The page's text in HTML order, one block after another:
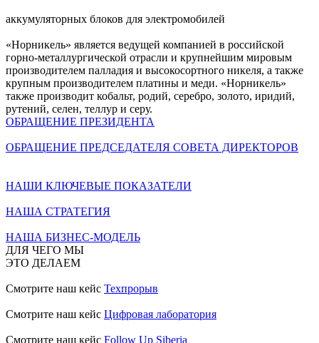
аккумуляторных блоков для электромобилей
«Норникель» является ведущей компанией в российской
горно-металлургической отрасли и крупнейшим мировым
производителем палладия и высокосортного никеля, а также
крупным производителем платины и меди. «Норникель»
также производит кобальт, родий, серебро, золото, иридий,
рутений, селен, теллур и серу.
ОБРАЩЕНИЕ ПРЕЗИДЕНТА
ОБРАЩЕНИЕ ПРЕДСЕДАТЕЛЯ СОВЕТА ДИРЕКТОРОВ
НАШИ КЛЮЧЕВЫЕ ПОКАЗАТЕЛИ
НАША СТРАТЕГИЯ
НАША БИЗНЕС-МОДЕЛЬ
ДЛЯ ЧЕГО МЫ
ЭТО ДЕЛАЕМ
Смотрите наш кейс Техпрорыв
Смотрите наш кейс Цифровая лаборатория
Смотрите наш кейс Follow Up Siberia